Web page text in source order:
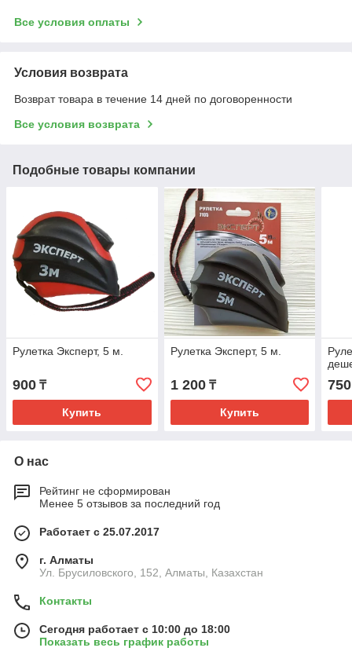
Все условия оплаты
Условия возврата
Возврат товара в течение 14 дней по договоренности
Все условия возврата
Подобные товары компании
Рулетка Эксперт, 5 м.
900 ₸
Купить
Рулетка Эксперт, 5 м.
1 200₸
Купить
750
О нас
Рейтинг не сформирован
Менее 5 отзывов за последний год
Работает с 25.07.2017
г. Алматы
Ул. Брусиловского, 152, Алматы, Казахстан
Контакты
Сегодня работает с 10:00 до 18:00
Показать весь график работы